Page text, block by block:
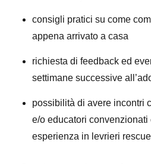
consigli pratici su come
appena arrivato a casa
richiesta di feedback ed
settimane successive
possibilità di avere incontri
e/o educatori convenzionati
esperienza in levrieri rescue